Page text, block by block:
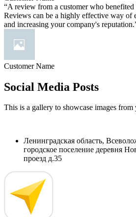
“A review from a customer who
Reviews can be a highly effective way of
and increasing your company's
Customer Name
Social Media Posts
This is a gallery to showcase images from
Ленинградская область,
городское поселение деревня
проезд д.35